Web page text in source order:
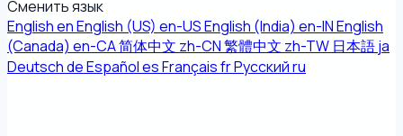
Сменить язык
EnglishenEnglish (US) en-USEnglish (India) en-INEnglish
(Canada) en-CA简体中文 zh-CN繁體中文 zh-TW 日本語ja
DeutschdeEspañolesFrançaisfrРусскийru